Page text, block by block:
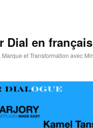
Dial en français
et Transformation avec